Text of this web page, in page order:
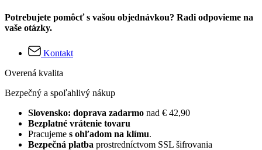
Potrebujete pomôcť s vašou objednávkou? Radi odpovieme na
vaše otázky.
Kontakt
Overená kvalita
Bezpečný a spoľahlivý nákup
Slovensko: doprava zadarmo nad € 42,90
Bezplatné vrátenie tovaru
Pracujeme s ohľadom na klímu.
Bezpečná platba prostredníctvom SSL šifrovania